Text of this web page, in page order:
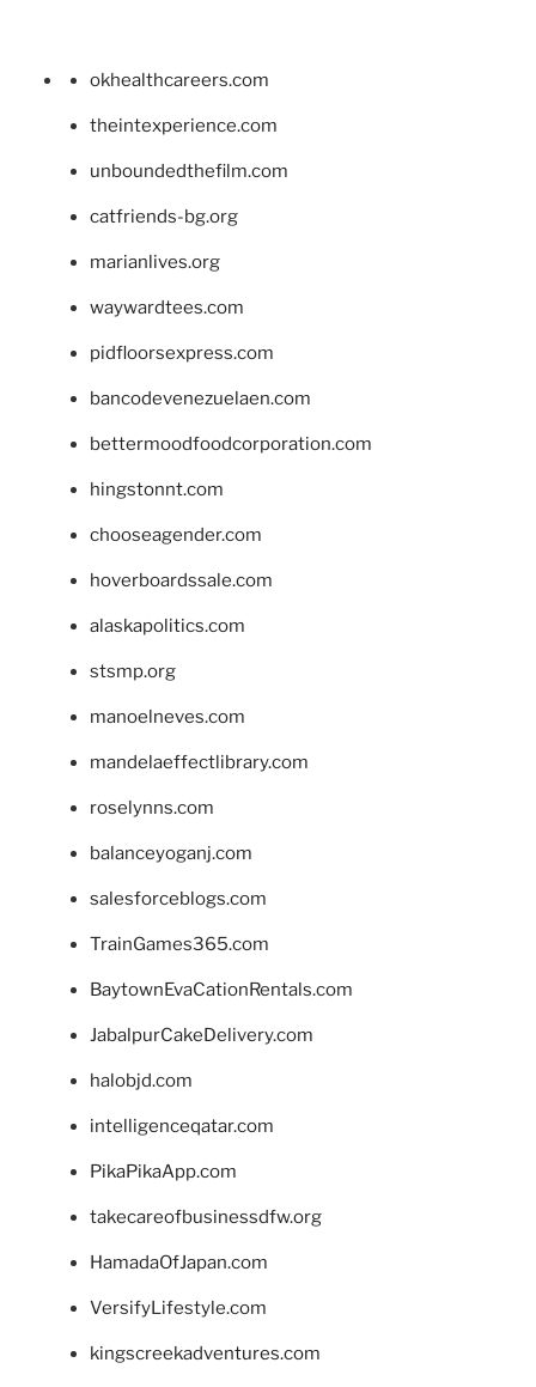
okhealthcareers.com
theintexperience.com
unboundedthefilm.com
catfriends-bg.org
marianlives.org
waywardtees.com
pidfloorsexpress.com
bancodevenezuelaen.com
bettermoodfoodcorporation.com
hingstonnt.com
chooseagender.com
hoverboardssale.com
alaskapolitics.com
stsmp.org
manoelneves.com
mandelaeffectlibrary.com
roselynns.com
balanceyoganj.com
salesforceblogs.com
TrainGames365.com
BaytownEvaCationRentals.com
JabalpurCakeDelivery.com
halobjd.com
intelligenceqatar.com
PikaPikaApp.com
takecareofbusinessdfw.org
HamadaOfJapan.com
VersifyLifestyle.com
kingscreekadventures.com